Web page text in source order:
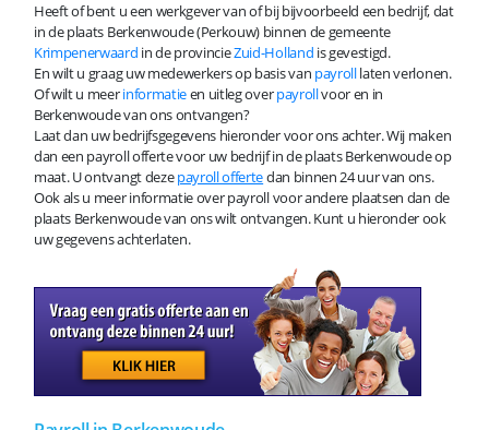
Heeft of bent u een werkgever van of bij bijvoorbeeld een bedrijf, dat
in de plaats Berkenwoude (Perkouw) binnen de gemeente
Krimpenerwaard in de provincieZuid-Holland is gevestigd.
En wilt u graag uw medewerkers op basis van payrolllaten verlonen.
Of wilt u meerinformatieen uitleg overpayrollvoor en in
Berkenwoude van ons ontvangen?
Laat dan uw bedrijfsgegevens hieronder voor ons achter. Wij maken
dan een payroll offerte voor uw bedrijf in de plaats Berkenwoude op
maat. U ontvangt dezepayroll offertedan binnen 24 uur van ons.
Ook als u meer informatie over payroll voor andere plaatsen dan de
plaats Berkenwoude van ons wilt ontvangen. Kunt u hieronder ook
uw gegevens achterlaten.